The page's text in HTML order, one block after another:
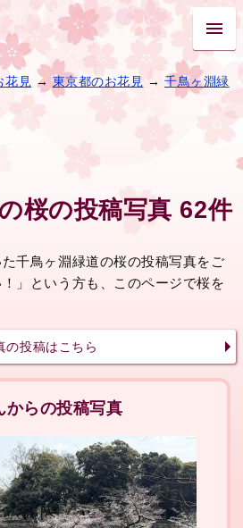
花見 →東京都のお花見 →千鳥ヶ淵緑
桜の投稿写真 62件
千鳥ヶ淵緑道の桜の投稿写真をご
」という方も、このページで桜を
の投稿はこちら
からの投稿写真